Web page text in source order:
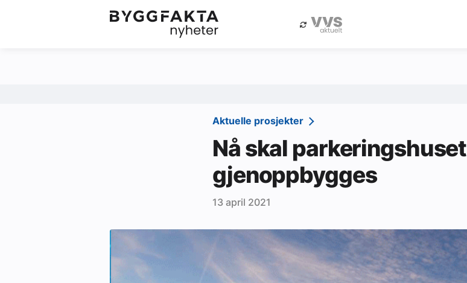
Jobbmarkedet Annonsere i Byggfakta Nyheter
Tips oss
Ledige stillinger
Aktuelle prosjekter
Nå skal parkeringshuset
gjenoppbygges
13 april 2021